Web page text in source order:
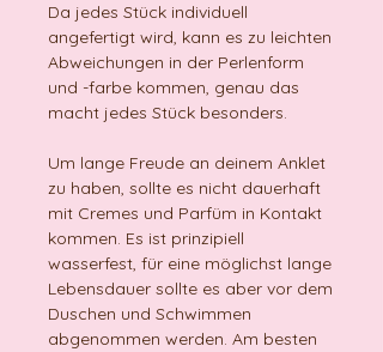
Da jedes Stück individuell
angefertigt wird, kann es zu leichten
Abweichungen in der Perlenform
und -farbe kommen, genau das
macht jedes Stück besonders.
Um lange Freude an deinem Anklet
zu haben, sollte es nicht dauerhaft
mit Cremes und Parfüm in Kontakt
kommen. Es ist prinzipiell
wasserfest, für eine möglichst lange
Lebensdauer sollte es aber vor dem
Duschen und Schwimmen
abgenommen werden. Am besten